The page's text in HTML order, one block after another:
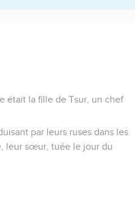
était la fille de Tsur, un chef
par leurs ruses dans les
leur sœur, tuée le jour du